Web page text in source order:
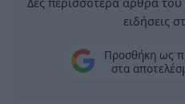
ειδήσεις
Προσθήκη ως
στα